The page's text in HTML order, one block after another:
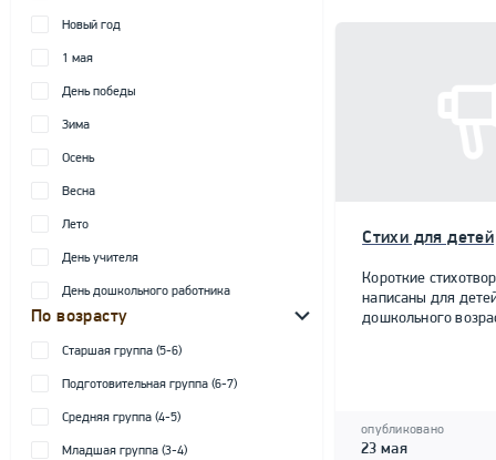
Новый год
1 мая
День победы
Зима
Осень
Весна
Лето
День учителя
День дошкольного работника
По возрасту
Старшая группа (5-6)
Подготовительная группа (6-7)
Средняя группа (4-5)
Младшая группа (3-4)
Стихи для детей
Короткие
написаны для
дошкольного
опубликовано
23 мая